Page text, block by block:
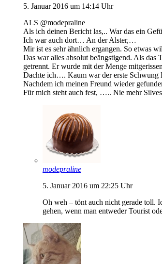
5. Januar 2016 um 14:14 Uhr
ALS @modepraline
Als ich deinen Bericht las,.. War das ein
Ich war auch dort… An der Alster,…
Mir ist es sehr ähnlich ergangen. So etwas
Das war alles absolut beängstigend. Als
getrennt. Er wurde mit der Menge
Dachte ich…. Kaum war der erste Schwung
Nachdem ich meinen Freund wieder
Für mich steht auch fest, ….. Nie mehr
modepraline
5. Januar 2016 um 22:25 Uhr
Oh weh – tönt auch nicht gerade toll.
gehen, wenn man entweder Tourist